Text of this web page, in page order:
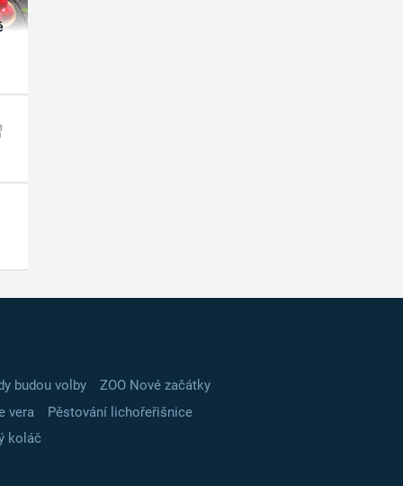
budou volby
ZOO Nové začátky
vera
Pěstování lichořeřišnice
koláč